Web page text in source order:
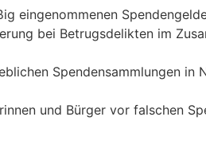
eingenommenen
bei Betrugsdelikten im
Spendensammlun­gen in
und Bürger vor falschen